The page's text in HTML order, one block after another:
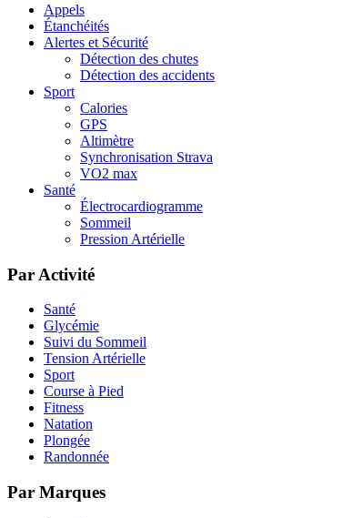
Appels
Étanchéités
Alertes et Sécurité
Détection des chutes
Détection des accidents
Sport
Calories
GPS
Altimètre
Synchronisation Strava
VO2 max
Santé
Électrocardiogramme
Sommeil
Pression Artérielle
Par Activité
Santé
Glycémie
Suivi du Sommeil
Tension Artérielle
Sport
Course à Pied
Fitness
Natation
Plongée
Randonnée
Par Marques